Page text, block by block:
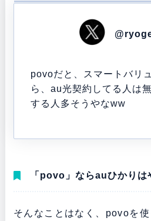
povoだと、スマートバリ
ら、au光契約してる人は
する人多そうやなww
「povo」ならauひかりは
そんなことはなく、povoを